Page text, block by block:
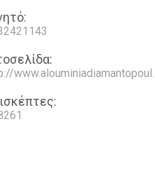
Esri Japan, METI, Esri China (Hong
http://